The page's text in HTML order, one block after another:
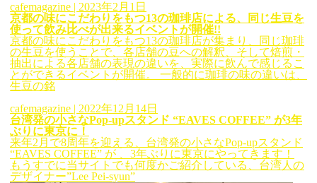
cafemagazine | 2023年2月1日
京都の味にこだわりをもつ13の珈琲店による、同じ生豆を
使って飲み比べが出来るイベントが開催!!
京都の味にこだわりをもつ13の珈琲店が集まり、同じ珈琲
の生豆を使うことで、各店舗の豆への解釈、そして焙煎・
抽出による各店舗の表現の違いを、実際に飲んで感じるこ
とができるイベントが開催。 一般的に珈琲の味の違いは、
生豆の銘
cafemagazine | 2022年12月14日
台湾発の小さなPop-upスタンド “EAVES COFFEE” が3年
ぶりに東京に！
来年2月で8周年を迎える、台湾発の小さなPop-upスタンド
“EAVES COFFEE” が 、3年ぶりに東京にやってきます！
もうすでに当サイトでも何度かご紹介している、台湾人の
デザイナー”Lee Pei-syun”